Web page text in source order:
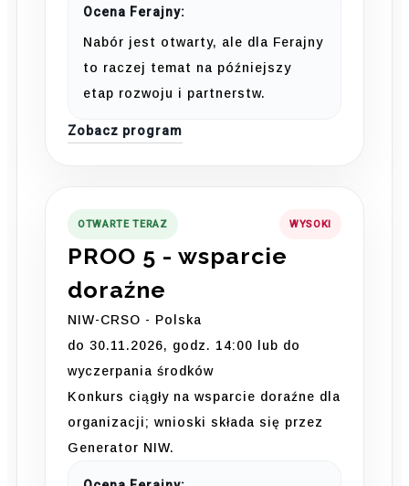
Ocena Ferajny:
Nabór jest otwarty, ale dla Ferajny
to raczej temat na późniejszy
etap rozwoju i partnerstw.
Zobacz program
OTWARTE TERAZ WYSOKI
PROO 5 - wsparcie
doraźne
NIW-CRSO - Polska
do 30.11.2026, godz. 14:00 lub do
wyczerpania środków
Konkurs ciągły na wsparcie doraźne dla
organizacji; wnioski składa się przez
Generator NIW.